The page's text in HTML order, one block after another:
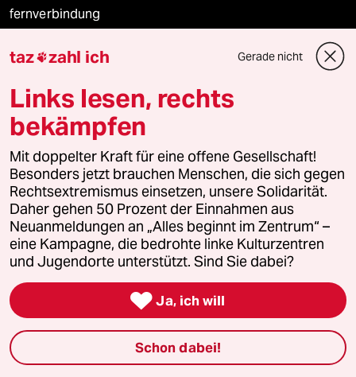
fernverbindung
klima update°
Mauerecho
Freie Rede
reingehen
Newsletter
team zukunft
taz frisch
taz zahl ich
taz zahl ich Gerade nicht
Links lesen, rechts
bekämpfen
Mit doppelter Kraft für eine offene Gesellschaft!
Besonders jetzt brauchen Menschen, die sich gegen
Rechtsextremismus einsetzen, unsere Solidarität.
Daher gehen 50 Prozent der Einnahmen aus
Neuanmeldungen an „Alles beginnt im Zentrum“ –
eine Kampagne, die bedrohte linke Kulturzentren
und Jugendorte unterstützt. Sind Sie dabei?
 Ja, ich will
Schon dabei!